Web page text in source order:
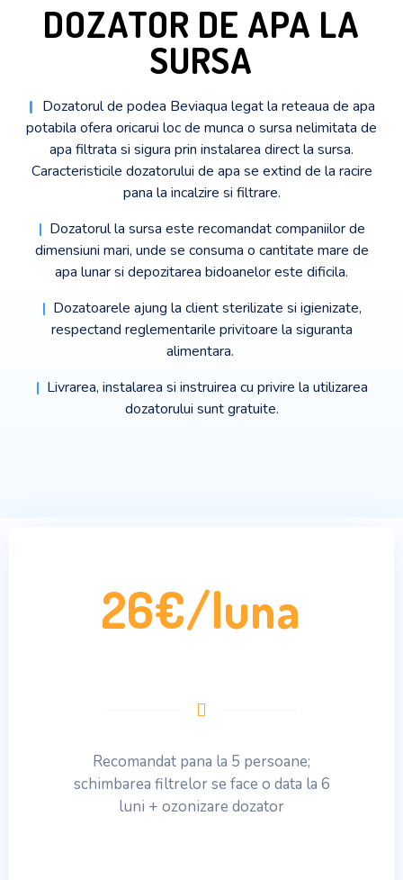
DOZATOR DE APA LA
SURSA
| Dozatorul de podea Beviaqua legat la reteaua de apa
potabila ofera oricarui loc de munca o sursa nelimitata de
apa filtrata si sigura prin instalarea direct la sursa.
Caracteristicile dozatorului de apa se extind de la racire
pana la incalzire si filtrare.
| Dozatorul la sursa este recomandat companiilor de
dimensiuni mari, unde se consuma o cantitate mare de
apa lunar si depozitarea bidoanelor este dificila.
| Dozatoarele ajung la client sterilizate si igienizate,
respectand reglementarile privitoare la siguranta
alimentara.
| Livrarea, instalarea si instruirea cu privire la utilizarea
dozatorului sunt gratuite.
26€/luna
Recomandat pana la 5 persoane;
schimbarea filtrelor se face o data la 6
luni + ozonizare dozator